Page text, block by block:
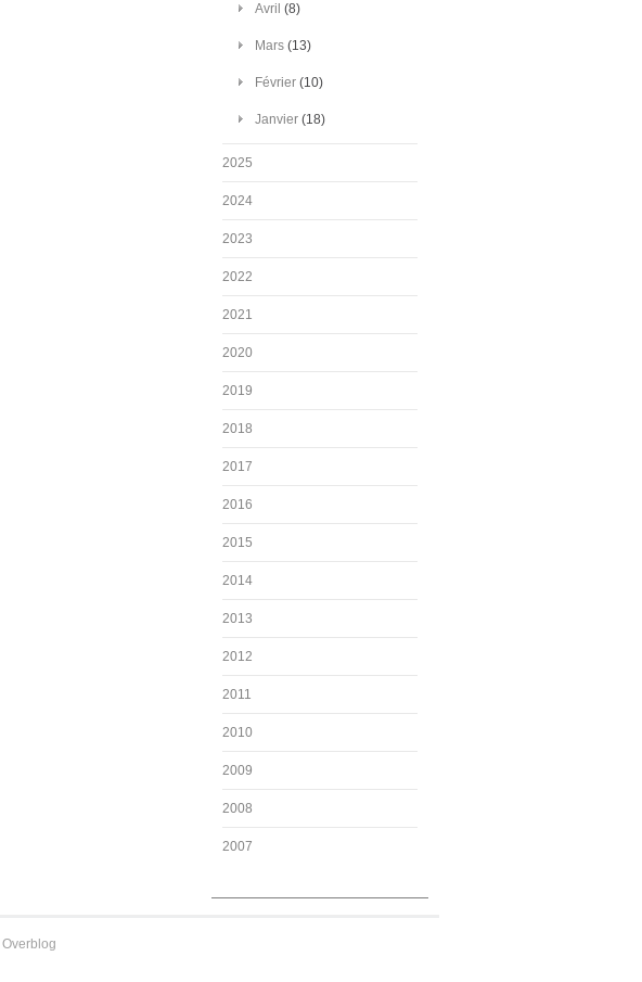
Avril (8)
Mars (13)
Février (10)
Janvier (18)
2025
2024
2023
2022
2021
2020
2019
2018
2017
2016
2015
2014
2013
2012
2011
2010
2009
2008
2007
Overblog